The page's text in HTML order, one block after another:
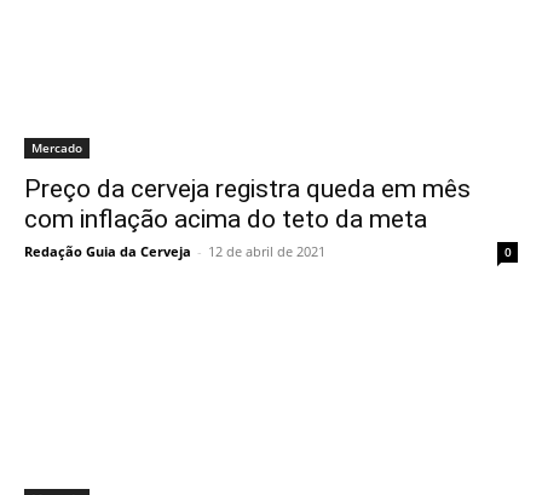
Mercado
Preço da cerveja registra queda em mês
com inflação acima do teto da meta
Redação Guia da Cerveja - 12 de abril de 2021 0